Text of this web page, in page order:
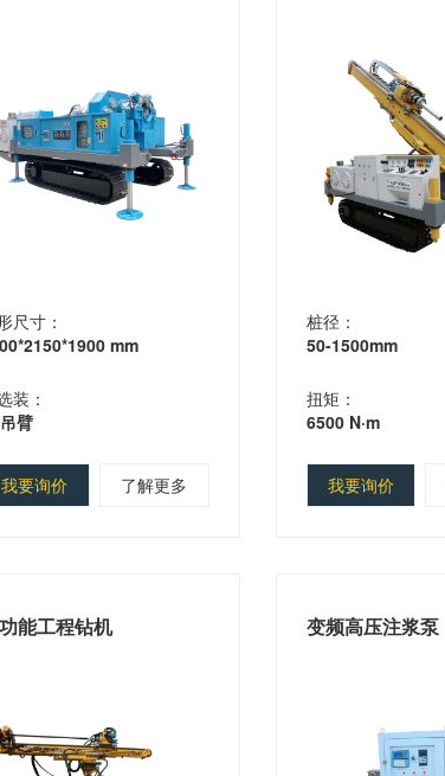
尺寸：
mm
装：
臂
我要询价 了解更多
桩径：
50-1500mm
扭矩：
6500 N·m
我要询价
能工程钻机 变频高压注浆泵